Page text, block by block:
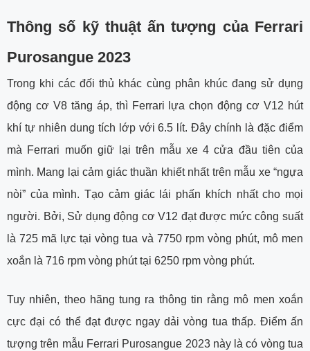
Thông số kỹ thuật ấn tượng của Ferrari
Purosangue 2023
Trong khi các đối thủ khác cùng phân khúc đang sử dụng
động cơ V8 tăng áp, thì Ferrari lựa chọn động cơ V12 hút
khí tự nhiên dung tích lớp với 6.5 lít. Đây chính là đặc điểm
mà Ferrari muốn giữ lại trên mẫu xe 4 cửa đầu tiên của
mình. Mang lại cảm giác thuần khiết nhất trên mẫu xe “ngựa
nòi” của mình. Tạo cảm giác lái phấn khích nhất cho mọi
người. Bởi, Sử dụng động cơ V12 đạt được mức công suất
là 725 mã lực tại vòng tua và 7750 rpm vòng phút, mô men
xoắn là 716 rpm vòng phút tại 6250 rpm vòng phút.
Tuy nhiên, theo hãng tung ra thông tin rằng mô men xoắn
cực đại có thể đạt được ngay dải vòng tua thấp. Điểm ấn
tượng trên mẫu Ferrari Purosangue 2023 này là có vòng tua